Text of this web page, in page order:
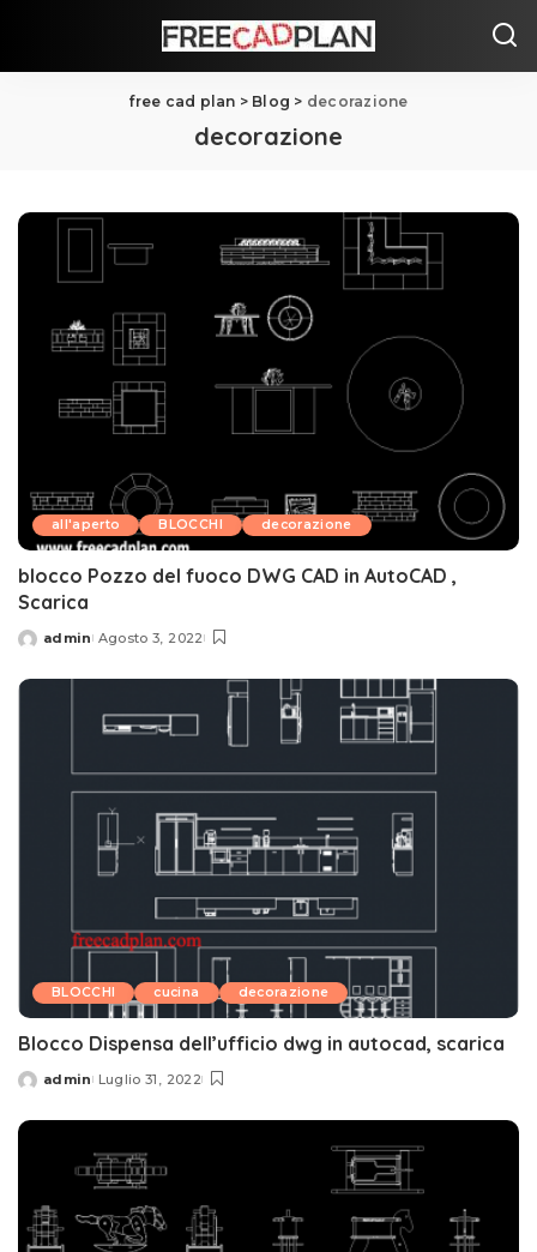
free cad plan > Blog > decorazione
decorazione
all'aperto BLOCCHI decorazione
blocco Pozzo del fuoco DWG CAD in AutoCAD ,
Scarica
Posted
admin Agosto 3, 2022
BLOCCHI cucina decorazione
Blocco Dispensa dell’ufficio dwg in autocad, scarica
Posted
admin Luglio 31, 2022